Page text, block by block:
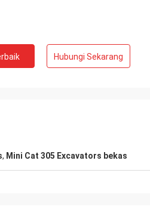
Hubungi Sekarang
, Mini Cat 305 Excavators bekas